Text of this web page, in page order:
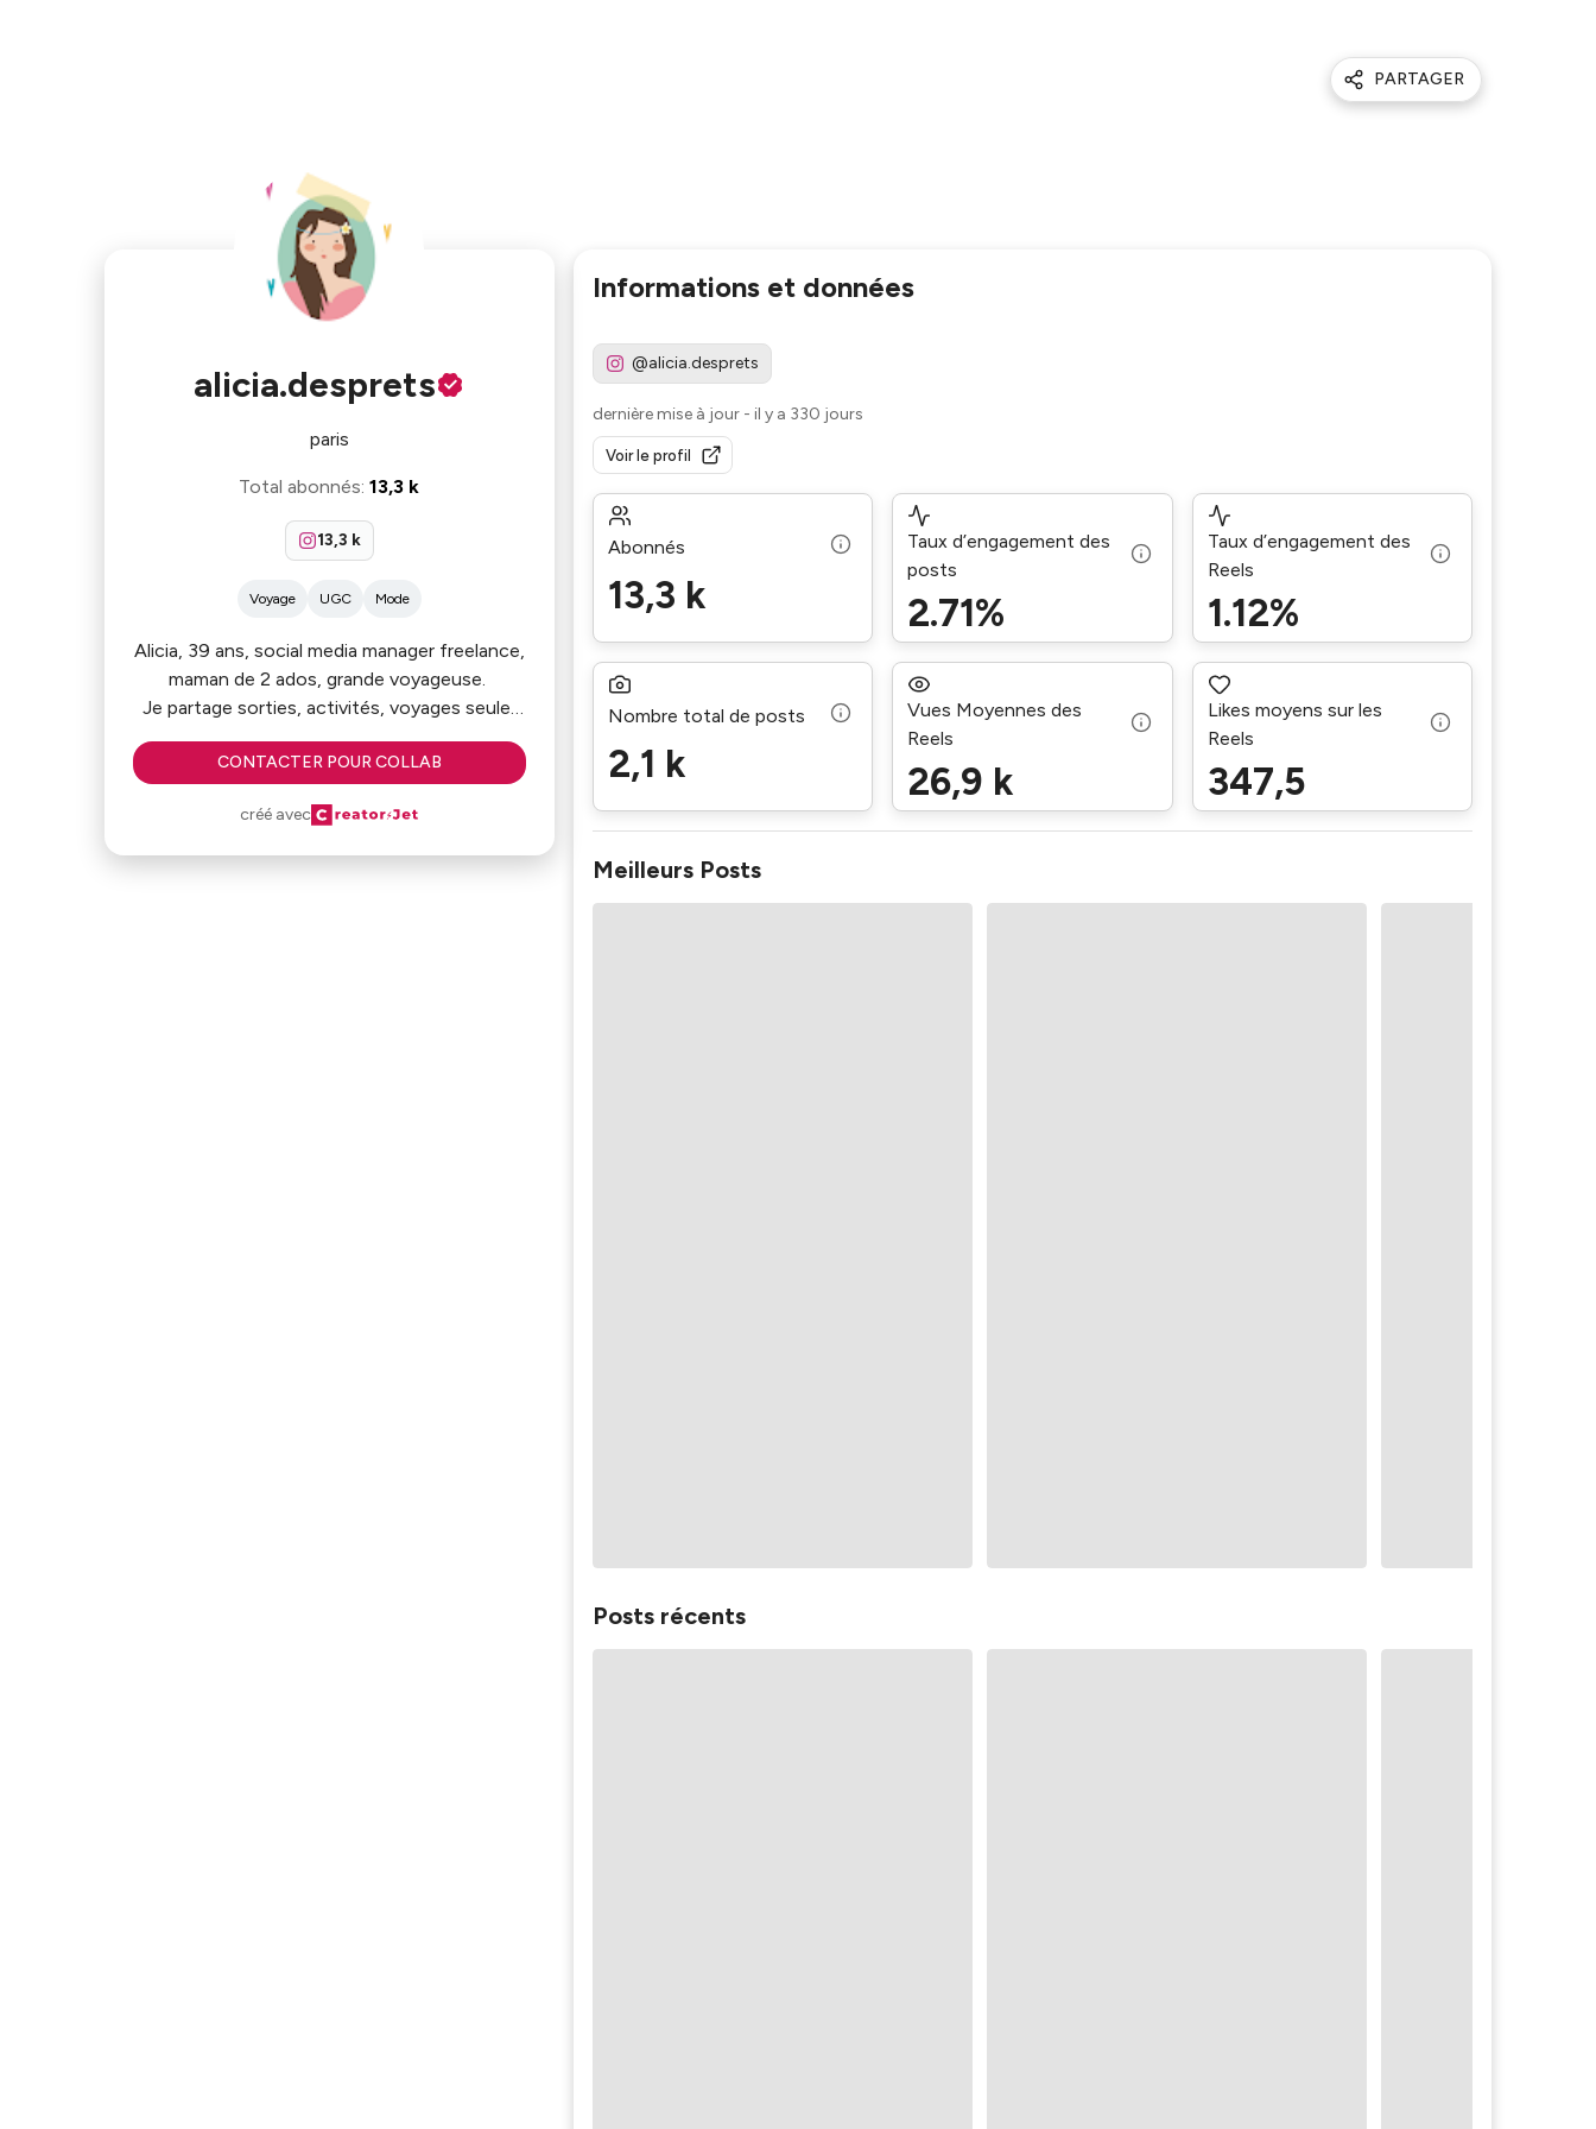
PARTAGER
alicia.desprets
paris
Total abonnés: 13,3 k
13,3 k
Voyage UGC Mode
Alicia, 39 ans, social media manager freelance,
maman de 2 ados, grande voyageuse.
Je partage sorties, activités, voyages seule,
en couple ou en famille sur mon Instagram et
sur mon blog.
CONTACTER POUR COLLAB
créé avec
Informations et données
@alicia.desprets
dernière mise à jour- il y a 330 jours
Voir le profil
Abonnés
13,3 k
Taux d’engagement des
posts
2.71%
Taux d’engagement des
Reels
1.12%
Nombre total de posts
2,1 k
Vues Moyennes des
Reels
26,9 k
Likes moyens sur les
Reels
347,5
Meilleurs Posts
Posts récents